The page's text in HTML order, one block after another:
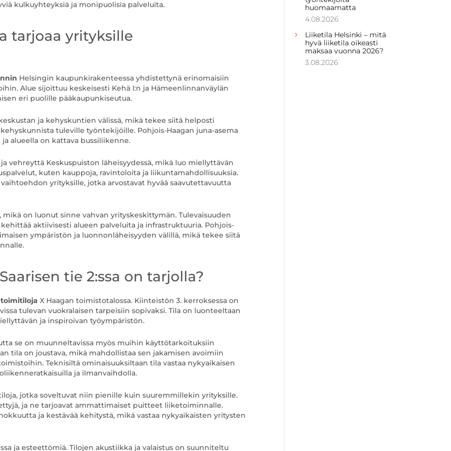
kulkuyhteyksiä ja monipuolisia palveluita.
tarjoaa yrityksille
Helsingin kaupunkirakenteessa yhdistettynä erinomaisiin
Alue sijoittuu keskeisesti Kehä I:n ja Hämeenlinnanväylän
eri puolille pääkaupunkiseutua.
ja kehyskuntien välissä, mikä tekee siitä helposti
tuleville työntekijöille. Pohjois-Haagan juna-asema
alueella on kattava bussiliikenne.
vehreyttä Keskuspuiston läheisyydessä, mikä luo miellyttävän
kuten kauppoja, ravintoloita ja liikuntamahdollisuuksia.
yrityksille, jotka arvostavat hyvää saavutettavuutta
on luonut sinne vahvan yrityskeskittymän. Tulevaisuuden
aktiivisesti alueen palveluita ja infrastruktuuria. Pohjois-
ympäristön ja luonnonläheisyyden välillä, mikä tekee siitä
tie 2:ssa on tarjolla?
X Haagan toimistotalossa. Kiinteistön 3. kerroksessa on
tulevan vuokralaisen tarpeisiin sopivaksi. Tila on luonteeltaan
ja inspiroivan työympäristön.
se on muunneltavissa myös muihin käyttötarkoituksiin
tila on joustava, mikä mahdollistaa sen jakamisen avoimiin
Teknisiltä ominaisuuksiltaan tila vastaa nykyaikaisen
ja ilmanvaihdolla.
jotka soveltuvat niin pienille kuin suuremmillekin yrityksille.
ja ne tarjoavat ammattimaiset puitteet liiketoiminnalle.
ja kestävää kehitystä, mikä vastaa nykyaikaisten yritysten
ja esteettömiä. Tilojen akustiikka ja valaistus on suunniteltu
huomaamatta
4.08.2026
Liiketila Helsinki – mitä
hyvä liiketila oikeasti
maksaa vuonna 2026?
3.08.2026